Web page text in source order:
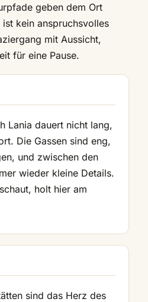
geben dem Ort
kein anspruchsvolles
mit Aussicht,
für eine Pause.
Lania dauert nicht lang,
Die Gassen sind eng,
und zwischen den
wieder kleine Details.
holt hier am
sind das Herz des